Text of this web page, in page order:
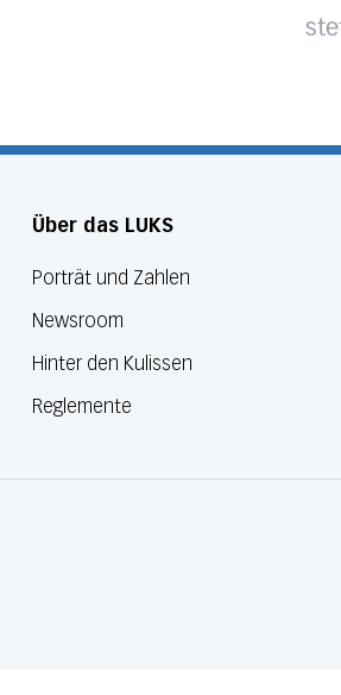
Über das LUKS
Porträt und Zahlen
Newsroom
Hinter den Kulissen
Reglemente